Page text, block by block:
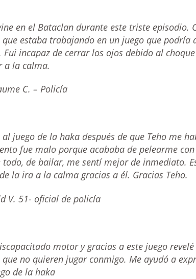
en el Bataclan durante este triste episodio.
estaba trabajando en un juego que podría
Fui incapaz de cerrar los ojos debido al
a la calma.
C. – Policía
al juego de la haka después de que Teho me
fue malo porque acababa de pelearme
todo, de bailar, me sentí mejor de inmediato.
la ira a la calma gracias a él. Gracias Teho.
V. 51- oficial de policía
motor y gracias a este juego
no quieren jugar conmigo. Me ayudó a
de la haka